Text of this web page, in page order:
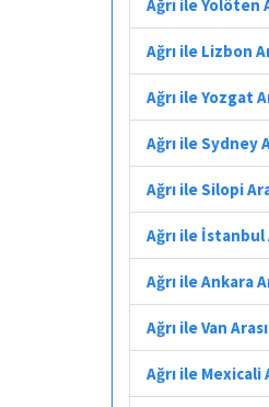
Ağrı ile Ýolöten
Ağrı ile Lizbon
Ağrı ile Yozgat
Ağrı ile Sydney
Ağrı ile Silopi
Ağrı ile İstanbul
Ağrı ile Ankara
Ağrı ile Van
Ağrı ile Mexicali